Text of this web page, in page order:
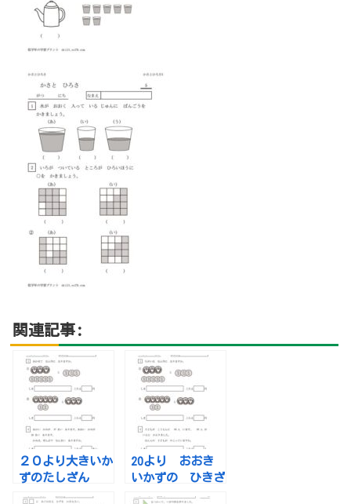
関連記事:
２０より大きいか
ずのたしざん
20より おおき
いかずの ひきざ
ん（２けたのかず